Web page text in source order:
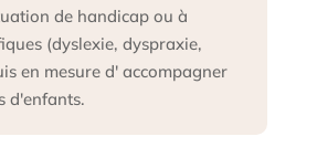
de handicap ou à
(dyslexie, dyspraxie,
en mesure d' accompagner
d'enfants.